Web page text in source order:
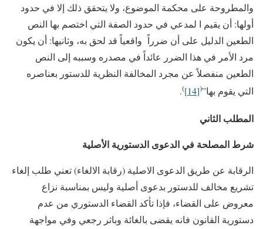
والمطروحة على محكمة الموضوع، ولا يتحقق ذلك إلا في حدود
أولها: أن يقيم ا لمدعي في حدود الصفة التي اختصم بها النص
الطعين الدليل على أن ضرراً واقعياً قد لحق به، وثانيها: أن يكون
مرد الأمر في هذا الضرر عائداً في مصدره وسببه إلى النص
الطعين منفصلاً عن مجرد المخالفة النظرية للدستور بعناصره
التي يقوم بها”(
[14]
)
.
المطلب الثاني
شرط المصلحة في الدعوى الدستورية الأصلية
الرقابة عن طريق الدعوى الاصلية (رقابة الالغاء) تعني طلب إلغاء
تشريع مخالف للدستور بدعوى أصلية وليس بمناسبة نزاع
معروض على القضاء، فإذا تأكد القضاء الدستوري من عدم
دستورية القانون فانه يقضى بالغائة وباثر رجعي وفي مواجهة